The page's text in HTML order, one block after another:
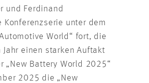
und Ferdinand
Konferenzserie unter dem
World“ fort, die
Jahr einen starken Auftakt
„New Battery World 2025“
2025 die „New